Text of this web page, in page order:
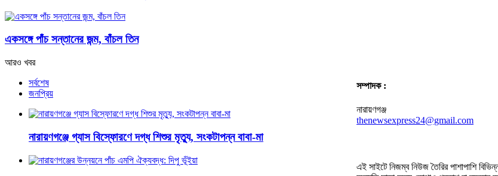
একসঙ্গে পাঁচ সন্তানের জন্ম, বাঁচল তিন
আরও খবর
সর্বশেষ
জনপ্রিয়
নারায়ণগঞ্জে গ্যাস বিস্ফোরণে দগ্ধ শিশুর মৃত্যু, সংকটাপন্ন বাবা-মা
সম্পাদক :
নারায়ণগঞ্জ
thenewsexpress24@gmail.com
এই সাইটে নিজম্ব নিউজ তৈরির পাশাপাশি